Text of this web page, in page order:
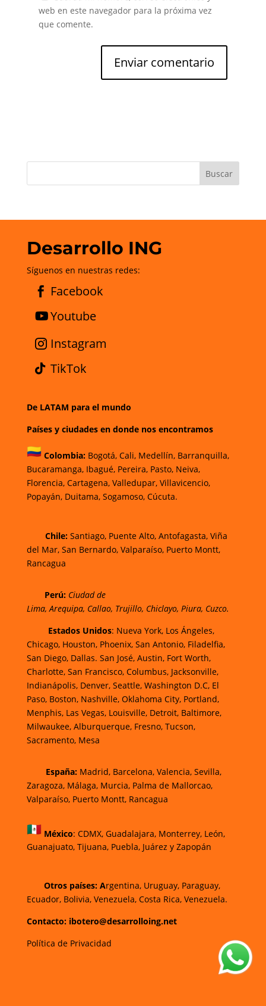
web en este navegador para la próxima vez
que comente.
Desarrollo ING
Síguenos en nuestras redes:
Facebook
Youtube
Instagram
TikTok
De LATAM para el mundo
Países y ciudades en donde nos encontramos
Colombia: Bogotá,Cali, Medellín, Barranquilla,
Bucaramanga,Ibagué,Pereira,Pasto, Neiva,
Florencia, Cartagena, Valledupar, Villavicencio,
Popayán, Duitama, Sogamoso, Cúcuta.
Chile:Santiago, Puente Alto, Antofagasta, Viña
del Mar, San Bernardo, Valparaíso, Puerto Montt,
Rancagua
Perú: Ciudad de
Lima, Arequipa, Callao, Trujillo, Chiclayo, Piura, Cuzco.
Estados Unidos: Nueva York, Los Ángeles,
Chicago, Houston, Phoenix, San Antonio, Filadelfia,
San Diego, Dallas. San José, Austin, Fort Worth,
Charlotte, San Francisco, Columbus, Jacksonville,
Indianápolis, Denver, Seattle, Washington D.C, El
Paso, Boston, Nashville, Oklahoma City, Portland,
Menphis, Las Vegas, Louisville, Detroit, Baltimore,
Milwaukee, Alburquerque, Fresno, Tucson,
Sacramento, Mesa
España: Madrid, Barcelona, Valencia, Sevilla,
Zaragoza, Málaga, Murcia, Palma de Mallorcao,
Valparaíso, Puerto Montt, Rancagua
México: CDMX, Guadalajara, Monterrey, León,
Guanajuato, Tijuana, Puebla, Juárez y Zapopán
Otros países: Argentina, Uruguay, Paraguay,
Ecuador, Bolivia, Venezuela, Costa Rica, Venezuela.
Contacto: ibotero@desarrolloing.net
Política de Privacidad
w